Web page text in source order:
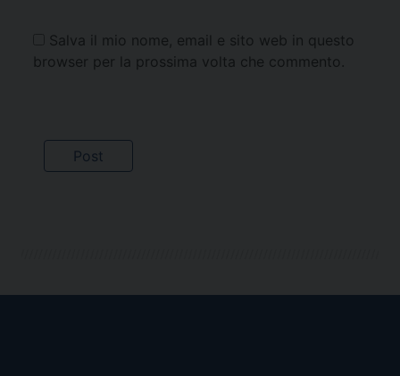
Salva il mio nome, email e sito web in questo
browser per la prossima volta che commento.